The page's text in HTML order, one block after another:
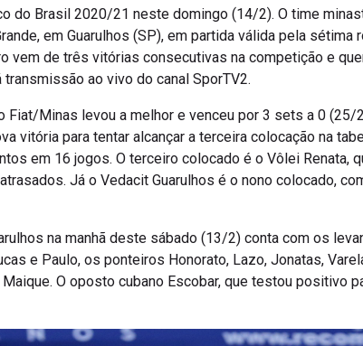
do Brasil 2020/21 neste domingo (14/2). O time
em Guarulhos (SP), em partida válida pela sétima
vem de três vitórias consecutivas na competição e
ao vivo do canal SporTV2.
Fiat/Minas levou a melhor e venceu por 3 sets a 0 (25/
vitória para tentar alcançar a terceira colocação na
em 16 jogos. O terceiro colocado é o Vôlei Renata,
Já o Vedacit Guarulhos é o nono colocado,
na manhã deste sábado (13/2) conta com os
e Paulo, os ponteiros Honorato, Lazo, Jonatas,
O oposto cubano Escobar, que testou positivo